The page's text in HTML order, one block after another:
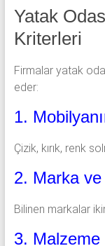
Yatak
Kriterleri
Firmalar yatak
eder:
1.
Çizik, kırık, renk
2. Marka
Bilinen markalar
3. Malzeme